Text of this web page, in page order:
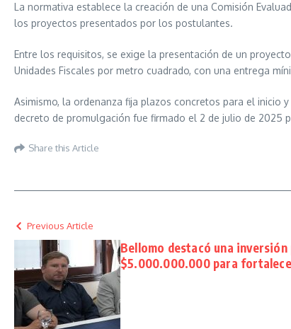
La normativa establece la creación de una Comisión
los proyectos presentados por los postulantes.
Entre los requisitos, se exige la presentación de un
Unidades Fiscales por metro cuadrado, con una entrega
Asimismo, la ordenanza fija plazos concretos para el
decreto de promulgación fue firmado el 2 de julio de 2025
Share this Article
Previous Article
Bellomo destacó una
$5.000.000.000 para